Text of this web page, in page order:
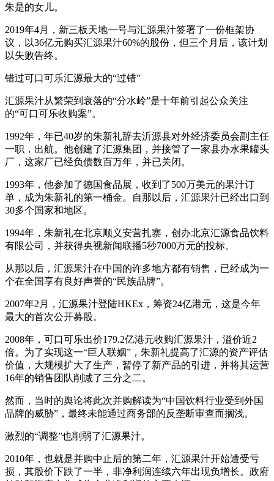
朱是的女儿。
2019年4月，新三板天地一号与汇源果汁签署了一份框架协
议，以36亿元购买汇源果汁60%的股份，但三个月后，该计划
以失败告终。
错过可口可乐汇源最大的“过错”
汇源果汁从繁荣到衰落的“分水岭”是十年前引起公众关注
的“可口可乐收购案”。
1992年，年已40岁的朱新礼辞去沂源县对外经济委员会副主任
一职，出航。他创建了汇源集团，并接管了一家县办水果罐头
厂，这家厂已经负债数百万年，并已关闭。
1993年，他参加了德国食品展，收到了500万美元的果汁订
单，成为朱新礼的第一桶金。自那以后，汇源果汁已经出口到
30多个国家和地区。
1994年，朱新礼在北京顺义安营扎寨，创办北京汇源食品饮料
有限公司，并获得央视新闻联播5秒7000万元的投标。
从那以后，汇源果汁在中国的许多地方都有销售，已经成为一
个在全国享有良好声誉的“民族品牌”。
2007年2月，汇源果汁登陆HKEx，筹资24亿港元，这是今年
最大的首次公开募股。
2008年，可口可乐出价179.2亿港元收购汇源果汁，溢价近2
倍。为了实现这一“巨人联姻”，朱新礼提高了汇源的资产评估
价值，大规模扩大了生产，暂停了新产品的引进，并将其运营
16年的销售团队削减了三分之二。
然而，当时的舆论将此次并购解读为“中国饮料行业受到外国
品牌的威胁”，最终未能通过商务部的反垄断审查而搁浅。
激烈的“调整”也削弱了汇源果汁。
2010年，也就是并购中止后的第二年，汇源果汁开始遭受亏
损，其股价下跌了一半，非净利润连续六年出现负增长。政府